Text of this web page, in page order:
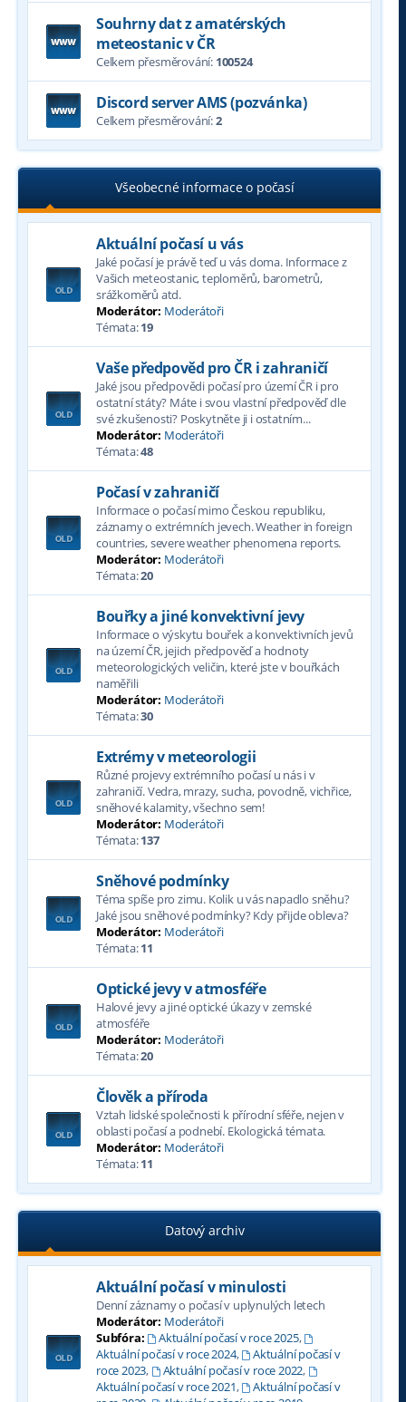
Souhrny dat z amatérských
meteostanic v ČR
Celkem přesměrování: 100524
Discord server AMS (pozvánka)
Celkem přesměrování:2
Všeobecné informace o počasí
Aktuální počasí u vás
Jaké počasí je právě teď u vás doma. Informace z
Vašich meteostanic, teploměrů, barometrů,
srážkoměrů atd.
Moderátor: Moderátoři
Témata:19
Vaše předpověd pro ČR i zahraničí
Jaké jsou předpovědi počasí pro území ČR i pro
ostatní státy? Máte i svou vlastní předpověď dle
své zkušenosti? Poskytněte ji i ostatním...
Moderátor: Moderátoři
Témata:48
Počasí v zahraničí
Informace o počasí mimo Českou republiku,
záznamy o extrémních jevech. Weather in foreign
countries, severe weather phenomena reports.
Moderátor: Moderátoři
Témata:20
Bouřky a jiné konvektivní jevy
Informace o výskytu bouřek a konvektivních jevů
na území ČR, jejich předpověď a hodnoty
meteorologických veličin, které jste v bouřkách
naměřili
Moderátor: Moderátoři
Témata:30
Extrémy v meteorologii
Různé projevy extrémního počasí u nás i v
zahraničí. Vedra, mrazy, sucha, povodně, vichřice,
sněhové kalamity, všechno sem!
Moderátor: Moderátoři
Témata:137
Sněhové podmínky
Téma spíše pro zimu. Kolik u vás napadlo sněhu?
Jaké jsou sněhové podmínky? Kdy přijde obleva?
Moderátor: Moderátoři
Témata:11
Optické jevy v atmosféře
Halové jevy a jiné optické úkazy v zemské
atmosféře
Moderátor: Moderátoři
Témata:20
Člověk a příroda
Vztah lidské společnosti k přírodní sféře, nejen v
oblasti počasí a podnebí. Ekologická témata.
Moderátor: Moderátoři
Témata:11
Datový archiv
Aktuální počasí v minulosti
Denní záznamy o počasí v uplynulých letech
Moderátor: Moderátoři
Subfóra:
Aktuální počasí v roce 2025,
Aktuální počasí v roce 2024,
Aktuální počasí v
roce 2023, Aktuální počasí v roce 2022,
Aktuální počasí v roce 2021,
Aktuální počasí v